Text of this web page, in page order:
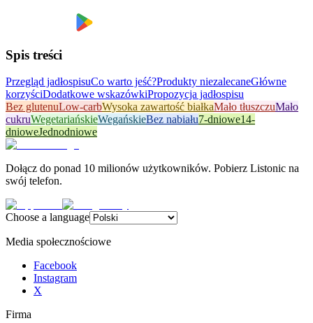
Spis treści
Przegląd jadłospisuCo warto jeść?Produkty niezalecaneGłówne
korzyściDodatkowe wskazówkiPropozycja jadłospisu
Bez glutenuLow-carbWysoka zawartość białkaMało tłuszczuMało
cukruWegetariańskieWegańskieBez nabiału7-dniowe14-
dnioweJednodniowe
Dołącz do ponad 10 milionów użytkowników. Pobierz Listonic na
swój telefon.
Choose a language
Media społecznościowe
Facebook
Instagram
X
Firma